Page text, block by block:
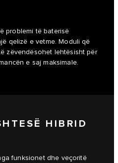
problemi të baterisë
qelizë e vetme. Moduli që
zëvendësohet lehtësisht për
e saj maksimale.
HIBRID
funksionet dhe veçoritë